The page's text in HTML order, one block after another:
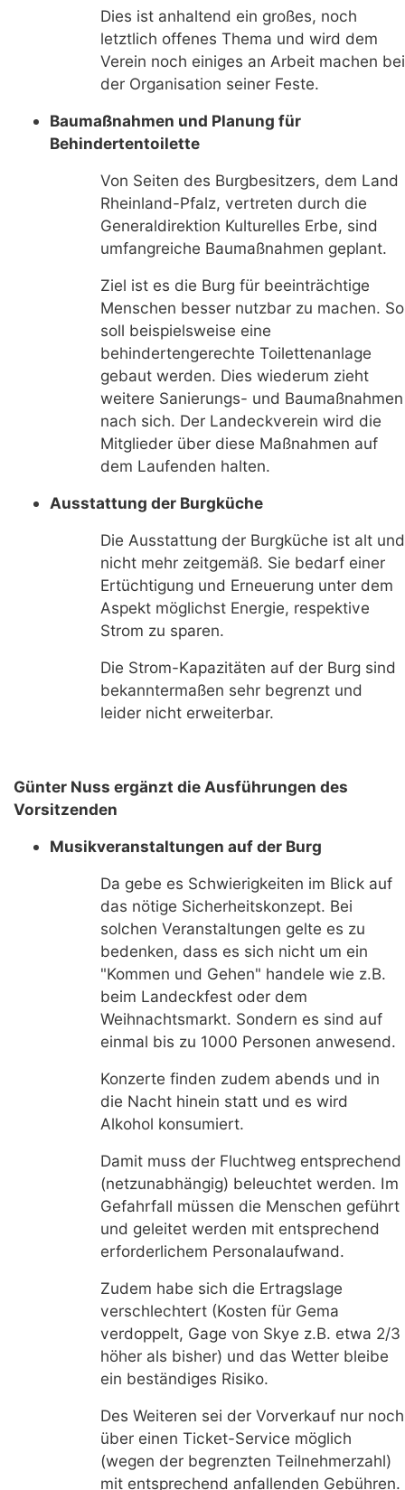
Dies ist anhaltend ein großes, noch
letztlich offenes Thema und wird dem
Verein noch einiges an Arbeit machen bei
der Organisation seiner Feste.
Baumaßnahmen und Planung für
Behindertentoilette
Von Seiten des Burgbesitzers, dem Land
Rheinland-Pfalz, vertreten durch die
Generaldirektion Kulturelles Erbe, sind
umfangreiche Baumaßnahmen geplant.
Ziel ist es die Burg für beeinträchtige
Menschen besser nutzbar zu machen. So
soll beispielsweise eine
behindertengerechte Toilettenanlage
gebaut werden. Dies wiederum zieht
weitere Sanierungs- und Baumaßnahmen
nach sich. Der Landeckverein wird die
Mitglieder über diese Maßnahmen auf
dem Laufenden halten.
Ausstattung der Burgküche
Die Ausstattung der Burgküche ist alt und
nicht mehr zeitgemäß. Sie bedarf einer
Ertüchtigung und Erneuerung unter dem
Aspekt möglichst Energie, respektive
Strom zu sparen.
Die Strom-Kapazitäten auf der Burg sind
bekanntermaßen sehr begrenzt und
leider nicht erweiterbar.
Günter Nuss ergänzt die Ausführungen des
Vorsitzenden
Musikveranstaltungen auf der Burg
Da gebe es Schwierigkeiten im Blick auf
das nötige Sicherheitskonzept. Bei
solchen Veranstaltungen gelte es zu
bedenken, dass es sich nicht um ein
"Kommen und Gehen" handele wie z.B.
beim Landeckfest oder dem
Weihnachtsmarkt. Sondern es sind auf
einmal bis zu 1000 Personen anwesend.
Konzerte finden zudem abends und in
die Nacht hinein statt und es wird
Alkohol konsumiert.
Damit muss der Fluchtweg entsprechend
(netzunabhängig) beleuchtet werden. Im
Gefahrfall müssen die Menschen geführt
und geleitet werden mit entsprechend
erforderlichem Personalaufwand.
Zudem habe sich die Ertragslage
verschlechtert (Kosten für Gema
verdoppelt, Gage von Skye z.B. etwa 2/3
höher als bisher) und das Wetter bleibe
ein beständiges Risiko.
Des Weiteren sei der Vorverkauf nur noch
über einen Ticket-Service möglich
(wegen der begrenzten Teilnehmerzahl)
mit entsprechend anfallenden Gebühren.